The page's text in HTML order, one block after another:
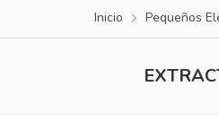
Inicio Pequeños